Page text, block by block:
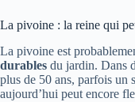
La pivoine : la reine qui
La pivoine est
durables du jardin. Dans
plus de 50 ans, parfois un
aujourd’hui peut encore